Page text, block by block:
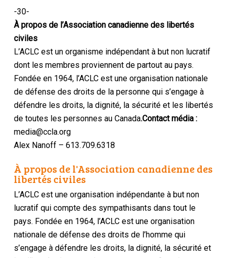
-30-
À propos de l’Association canadienne des libertés
civiles
L’ACLC est un organisme indépendant à but non lucratif
dont les membres proviennent de partout au pays.
Fondée en 1964, l’ACLC est une organisation nationale
de défense des droits de la personne qui s’engage à
défendre les droits, la dignité, la sécurité et les libertés
de toutes les personnes au Canada.Contact média :
media@ccla.org
Alex Nanoff – 613.709.6318
À propos de l'Association canadienne des
libertés civiles
L’ACLC est une organisation indépendante à but non
lucratif qui compte des sympathisants dans tout le
pays. Fondée en 1964, l’ACLC est une organisation
nationale de défense des droits de l’homme qui
s’engage à défendre les droits, la dignité, la sécurité et